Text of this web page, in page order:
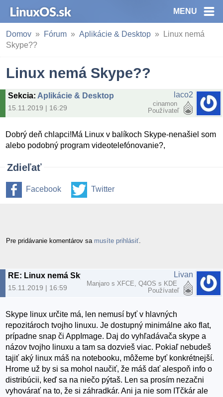
MENU
Domov Fórum Aplikácie & Desktop
Linux nemá
Skype??
Linux nemá Skype??
Sekcia: Aplikácie & Desktop
15.11.2019 | 16:29
laco2
cinamon
Používateľ
Dobrý deň chlapci!Má Linux v balíkoch Skype-nenašiel som
alebo podobný program videotelefónovanie?,
Zdieľať
Facebook Twitter
Pre pridávanie komentárov sa musíte prihlásiť
RE: Linux nemá Skype??
15.11.2019 | 16:59
Livan
Manjaro s XFCE, Q4OS s KDE
Používateľ
Skype linux určite má, len nemusí byť v hlavných
repozitároch tvojho linuxu. Je dostupný minimálne ako flat,
prípadne snap či AppImage. Daj do vyhľadávača skype a
názov tvojho linuxu a tam sa dozvieš viac. Pokiaľ nebudeš
tajiť aký linux máš na notebooku, môžeme byť konkrétnejší.
Hrome už by si sa mohol naučiť, že máš dať alespoň info o
distribúcii, keď sa na niečo pýtaš. Len sa prosím nezačni
vyhovárať na to, že si záhradkár. Ani ja nie som ITčkár ale